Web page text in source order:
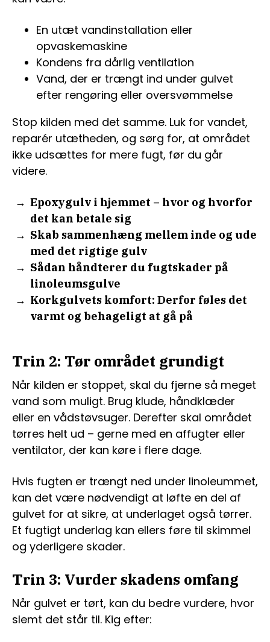
En utæt vandinstallation eller
opvaskemaskine
Kondens fra dårlig ventilation
Vand, der er trængt ind under gulvet
efter rengøring eller oversvømmelse
Stop kilden med det samme. Luk for vandet,
reparér utætheden, og sørg for, at området
ikke udsættes for mere fugt, før du går
videre.
Epoxygulv i hjemmet – hvor og hvorfor
det kan betale sig
Skab sammenhæng mellem inde og ude
med det rigtige gulv
Sådan håndterer du fugtskader på
linoleumsgulve
Korkgulvets komfort: Derfor føles det
varmt og behageligt at gå på
Trin 2: Tør området grundigt
Når kilden er stoppet, skal du fjerne så meget
vand som muligt. Brug klude, håndklæder
eller en vådstøvsuger. Derefter skal området
tørres helt ud – gerne med en affugter eller
ventilator, der kan køre i flere dage.
Hvis fugten er trængt ned under linoleummet,
kan det være nødvendigt at løfte en del af
gulvet for at sikre, at underlaget også tørrer.
Et fugtigt underlag kan ellers føre til skimmel
og yderligere skader.
Trin 3: Vurder skadens omfang
Når gulvet er tørt, kan du bedre vurdere, hvor
slemt det står til. Kig efter: